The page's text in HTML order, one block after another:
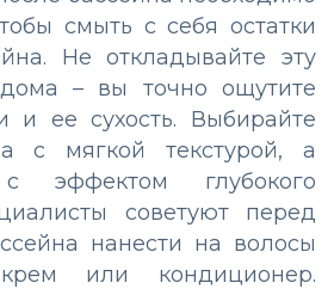
смыть с себя остатки
Не откладывайте эту
– вы точно ощутите
и ее сухость. Выбирайте
с мягкой текстурой, а
глубокого
советуют перед
нанести на волосы
или кондиционер.